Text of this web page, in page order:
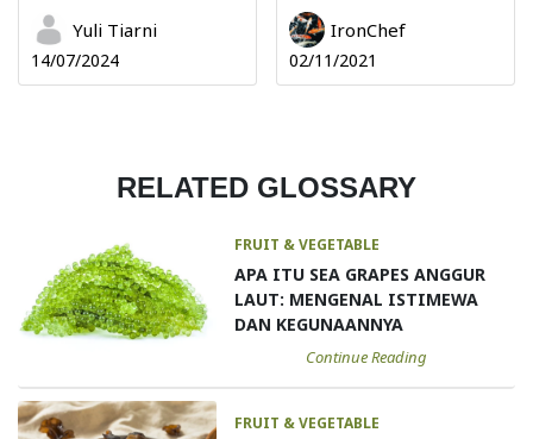
Yuli Tiarni
14/07/2024
IronChef
02/11/2021
RELATED GLOSSARY
FRUIT & VEGETABLE
APA ITU SEA GRAPES ANGGUR
LAUT: MENGENAL ISTIMEWA
DAN KEGUNAANNYA
Continue Reading
FRUIT & VEGETABLE